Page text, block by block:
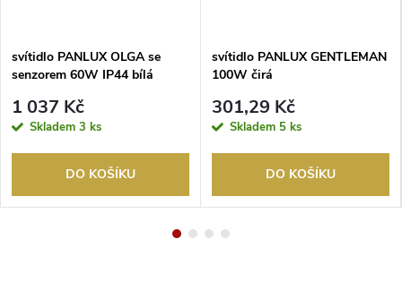
svítidlo PANLUX OLGA se
senzorem 60W IP44 bílá
1 037 Kč
Skladem 3 ks
DO KOŠÍKU
svítidlo PANLUX GENTLEMAN
100W čirá
301,29 Kč
Skladem 5 ks
DO KOŠÍKU